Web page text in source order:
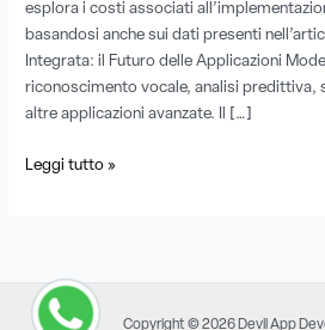
esplora i costi associati
basandosi anche sui dati presenti
Integrata: il Futuro delle Applicazioni
riconoscimento vocale, analisi predittiva,
altre applicazioni avanzate. Il […]
Leggi tutto »
Copyright © 2026 Devil App